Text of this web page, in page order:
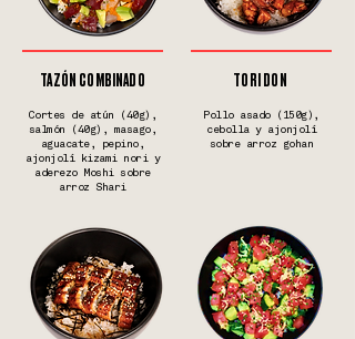
TAZÓN COMBINADO
Cortes de atún (40g),
salmón (40g), masago,
aguacate, pepino,
ajonjolí kizami nori y
aderezo Moshi sobre
arroz Shari
TORI DON
Pollo asado (150g),
cebolla y ajonjolí
sobre arroz gohan